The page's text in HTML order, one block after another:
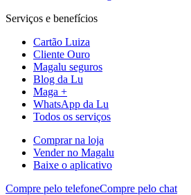
Serviços e benefícios
Cartão Luiza
Cliente Ouro
Magalu seguros
Blog da Lu
Maga +
WhatsApp da Lu
Todos os serviços
Comprar na loja
Vender no Magalu
Baixe o aplicativo
Compre pelo telefoneCompre pelo chat